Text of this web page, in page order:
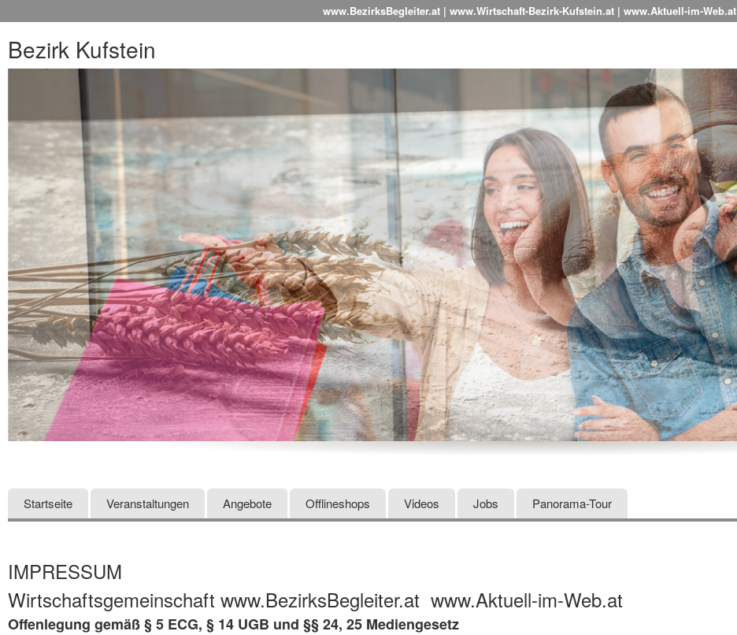
www.BezirksBegleiter.at | www.Wirtschaft-Bezirk-Kufstein.at | www.Aktuell-im-Web.at
Bezirk Kufstein
Startseite Veranstaltungen Angebote Offlineshops Videos Jobs Panorama-Tour
IMPRESSUM
Wirtschaftsgemeinschaft www.BezirksBegleiter.at www.Aktuell-im-Web.at
Offenlegung gemäß § 5 ECG, § 14 UGB und §§ 24, 25 Mediengesetz